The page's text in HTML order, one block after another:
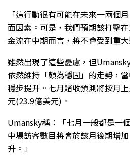
「這行動很有可能在未來一兩個
面因素。可是，我們預期該打擊
金流在中期而言，將不會受到重大
雖然出現了這些憂慮，但
依然維持「頗為穩固」的走勢，
穩步提升。七月賭收預測將按月
元(23.9億美元)。
Umansky稱：「七月一般都是一
中場訪客數目將會於該月後期增
升。」